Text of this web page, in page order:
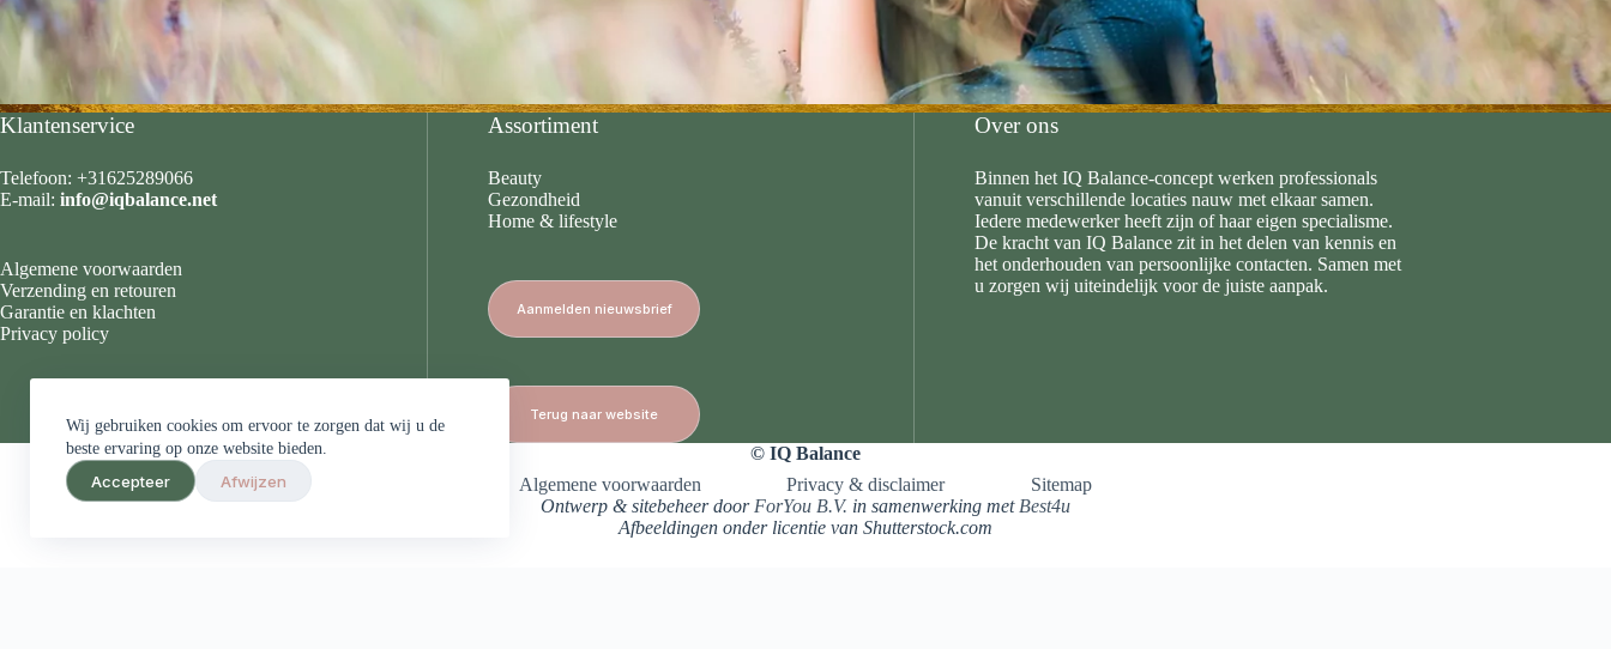
Wij gebruiken cookies om ervoor te zorgen dat wij u de
beste ervaring op onze website bieden.
Accepteer Afwijzen
Klantenservice
Telefoon: +31625289066
E-mail: info@iqbalance.net
Algemene voorwaarden
Verzending en retouren
Garantie en klachten
Privacy policy
Assortiment
Beauty
Gezondheid
Home & lifestyle
Aanmelden nieuwsbrief
Terug naar website
Over ons
Binnen het IQ Balance-concept werken professionals
vanuit verschillende locaties nauw met elkaar samen.
Iedere medewerker heeft zijn of haar eigen specialisme.
De kracht van IQ Balance zit in het delen van kennis en
het onderhouden van persoonlijke contacten. Samen met
u zorgen wij uiteindelijk voor de juiste aanpak.
© IQ Balance
Algemene voorwaarden
Privacy & disclaimer
Sitemap
Ontwerp & sitebeheer door ForYou B.V. in samenwerking met Best4u
Afbeeldingen onder licentie van Shutterstock.com